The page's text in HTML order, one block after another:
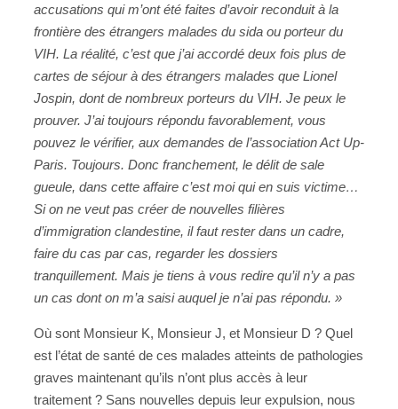
accusations qui m’ont été faites d’avoir reconduit à la
frontière des étrangers malades du sida ou porteur du
VIH. La réalité, c’est que j’ai accordé deux fois plus de
cartes de séjour à des étrangers malades que Lionel
Jospin, dont de nombreux porteurs du VIH. Je peux le
prouver. J’ai toujours répondu favorablement, vous
pouvez le vérifier, aux demandes de l’association Act Up-
Paris. Toujours. Donc franchement, le délit de sale
gueule, dans cette affaire c’est moi qui en suis victime…
Si on ne veut pas créer de nouvelles filières
d’immigration clandestine, il faut rester dans un cadre,
faire du cas par cas, regarder les dossiers
tranquillement. Mais je tiens à vous redire qu’il n’y a pas
un cas dont on m’a saisi auquel je n’ai pas répondu. »
Où sont Monsieur K, Monsieur J, et Monsieur D ? Quel
est l’état de santé de ces malades atteints de pathologies
graves maintenant qu’ils n’ont plus accès à leur
traitement ? Sans nouvelles depuis leur expulsion, nous